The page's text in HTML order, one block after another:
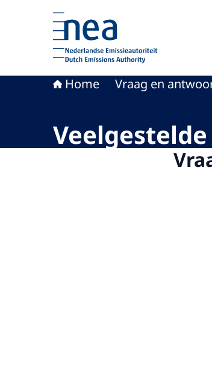
Home Vraag en